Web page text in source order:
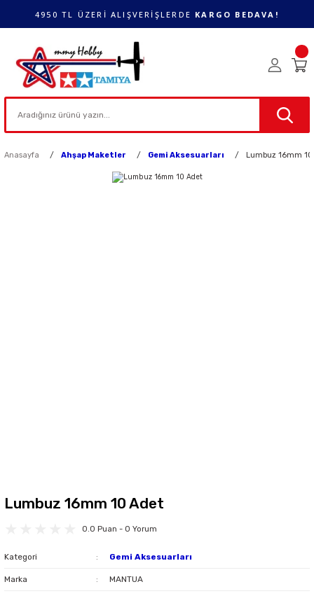
4950 TL ÜZERİ ALIŞVERİŞLERDE KARGO BEDAVA!
Anasayfa Ahşap Maketler Gemi Aksesuarları Lumbuz 16mm
Lumbuz 16mm 10 Adet
0.0 Puan - 0 Yorum
Kategori Gemi Aksesuarları
Marka MANTUA